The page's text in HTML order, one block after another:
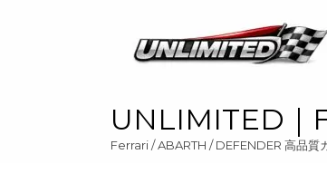
UNLIMITED｜
Ferrari / ABARTH / DEFENDER 高品